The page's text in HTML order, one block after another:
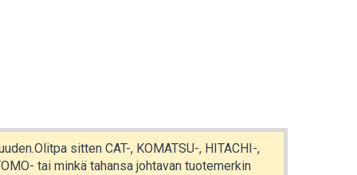
sitten CAT-, KOMATSU-, HITACHI-,
tai minkä tahansa johtavan tuotemerkin